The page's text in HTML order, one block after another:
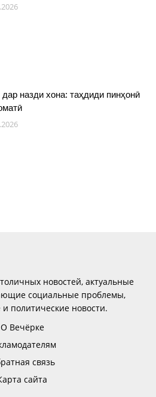
назди хона: таҳдиди пинҳонӣ
новостей, актуальные
социальные проблемы,
политические новости.
О Вечёрке
связь
сайта